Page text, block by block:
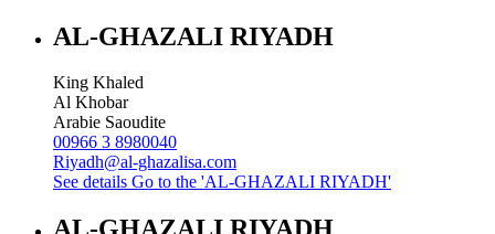
AL-GHAZALI RIYADH
King Khaled
Al Khobar
Arabie Saoudite
00966 3 8980040
Riyadh@al-ghazalisa.com
See details Go to the 'AL-GHAZALI RIYADH'